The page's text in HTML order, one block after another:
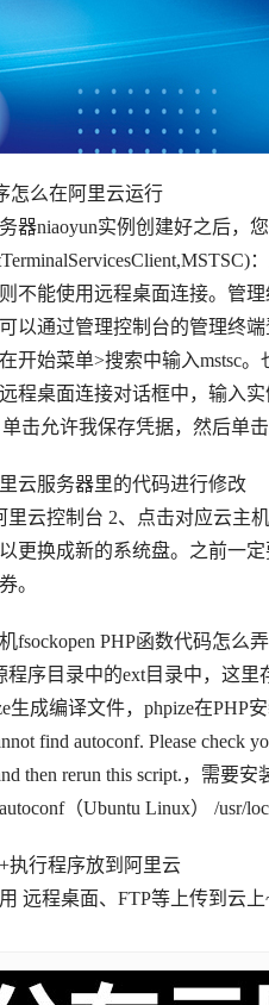
怎么在阿里云运行
器niaoyun实例创建好之后，
不能使用远程桌面连接。管
以通过管理控制台的管理终
开始菜单>搜索中输入mstsc
程桌面连接对话框中，输入
单击允许我保存凭据，然后单
云服务器里的代码进行修改
里云控制台 2、点击对应云主
更换成新的系统盘。之前一
。
fsockopen PHP函数代码怎么弄
程序目录中的ext目录中，这
生成编译文件，phpize在PHP
find autoconf. Please check
then rerun this script.，需要安
（Ubuntu Linux） /usr/
执行程序放到阿里云
远程桌面、FTP等上传到云